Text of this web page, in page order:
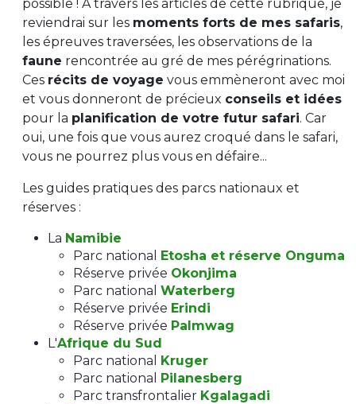
possible ! A travers les articles de cette rubrique, je
reviendrai sur les moments forts de mes safaris,
les épreuves traversées, les observations de la
faune rencontrée au gré de mes pérégrinations.
Ces récits de voyage vous emmèneront avec moi
et vous donneront de précieux conseils et idées
pour la planification de votre futur safari. Car
oui, une fois que vous aurez croqué dans le safari,
vous ne pourrez plus vous en défaire...
Les guides pratiques des parcs nationaux et
réserves :
La Namibie
Parc national Etosha et réserve Onguma
Réserve privée Okonjima
Parc national Waterberg
Réserve privée Erindi
Réserve privée Palmwag
L'Afrique du Sud
Parc national Kruger
Parc national Pilanesberg
Parc transfrontalier Kgalagadi